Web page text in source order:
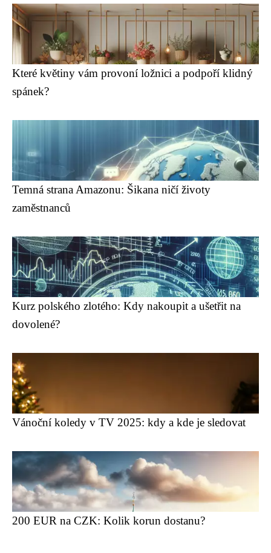
Které květiny vám provoní ložnici a podpoří klidný
spánek?
Temná strana Amazonu: Šikana ničí životy
zaměstnanců
Kurz polského zlotého: Kdy nakoupit a ušetřit na
dovolené?
Vánoční koledy v TV 2025: kdy a kde je sledovat
200 EUR na CZK: Kolik korun dostanu?